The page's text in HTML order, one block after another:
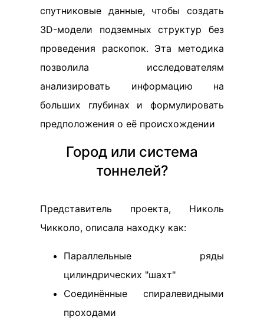
спутниковые данные, чтобы создать
3D-модели подземных структур без
проведения раскопок. Эта методика
позволила исследователям
анализировать информацию на
больших глубинах и формулировать
предположения о её происхождении
Город или система
тоннелей?
Представитель проекта, Николь
Чикколо, описала находку как:
Параллельные ряды
цилиндрических "шахт"
Соединённые спиралевидными
проходами